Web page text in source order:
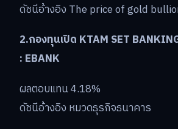
ดัชนีอ้างอิง The price of gold
2.กองทุนเปิด KTAM SET
: EBANK
ผลตอบแทน 4.18%
ดัชนีอ้างอิง หมวดธุรกิจธนาคาร